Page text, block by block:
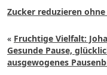
Zucker reduzieren ohne
« Fruchtige Vielfalt:
Gesunde Pause,
ausgewogenes